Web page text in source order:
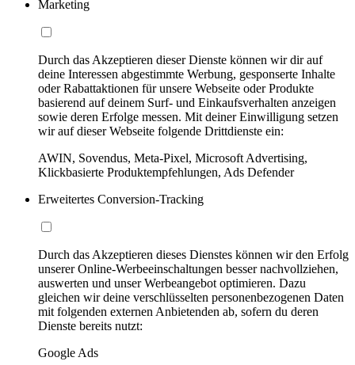
Marketing
Durch das Akzeptieren dieser Dienste können wir dir auf
deine Interessen abgestimmte Werbung, gesponserte Inhalte
oder Rabattaktionen für unsere Webseite oder Produkte
basierend auf deinem Surf- und Einkaufsverhalten anzeigen
sowie deren Erfolge messen. Mit deiner Einwilligung setzen
wir auf dieser Webseite folgende Drittdienste ein:
AWIN, Sovendus, Meta-Pixel, Microsoft Advertising,
Klickbasierte Produktempfehlungen, Ads Defender
Erweitertes Conversion-Tracking
Durch das Akzeptieren dieses Dienstes können wir den Erfolg
unserer Online-Werbeeinschaltungen besser nachvollziehen,
auswerten und unser Werbeangebot optimieren. Dazu
gleichen wir deine verschlüsselten personenbezogenen Daten
mit folgenden externen Anbietenden ab, sofern du deren
Dienste bereits nutzt:
Google Ads